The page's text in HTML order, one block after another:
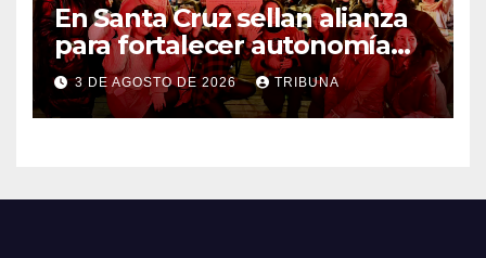
En Santa Cruz sellan alianza
para fortalecer autonomía
económica y liderazgo
femenino
3 DE AGOSTO DE 2026 TRIBUNA